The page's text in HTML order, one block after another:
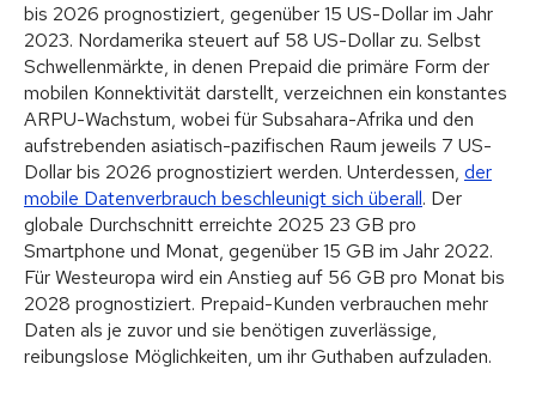
bis 2026 prognostiziert, gegenüber 15 US-Dollar im Jahr
2023. Nordamerika steuert auf 58 US-Dollar zu. Selbst
Schwellenmärkte, in denen Prepaid die primäre Form der
mobilen Konnektivität darstellt, verzeichnen ein konstantes
ARPU-Wachstum, wobei für Subsahara-Afrika und den
aufstrebenden asiatisch-pazifischen Raum jeweils 7 US-
Dollar bis 2026 prognostiziert werden. Unterdessen, der
mobile Datenverbrauch beschleunigt sich überall. Der
globale Durchschnitt erreichte 2025 23 GB pro
Smartphone und Monat, gegenüber 15 GB im Jahr 2022.
Für Westeuropa wird ein Anstieg auf 56 GB pro Monat bis
2028 prognostiziert. Prepaid-Kunden verbrauchen mehr
Daten als je zuvor und sie benötigen zuverlässige,
reibungslose Möglichkeiten, um ihr Guthaben aufzuladen.